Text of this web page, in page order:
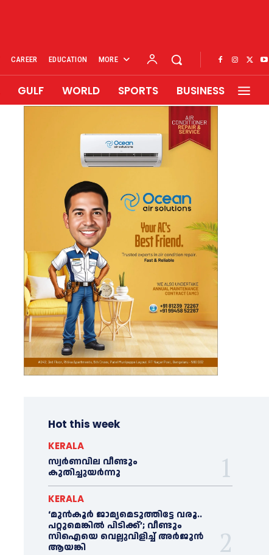
CAREER EDUCATION MORE
GULF WORLD SPORTS BUSINESS
Hot this week
KERALA
സ്വർണവില വീണ്ടും
കുതിച്ചുയർന്നു
KERALA
‘മുൻ‌കൂര്‍ ജാമ്യമെടുത്തിട്ടേ വരൂ..
പറ്റുമെങ്കില്‍ പിടിക്ക്’; വീണ്ടും
സിഐയെ വെല്ലുവിളിച്ച്‌ അര്‍ജുന്‍
ആയങ്കി